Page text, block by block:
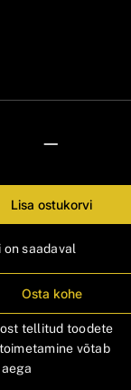
—
Lisa ostukorvi
on saadaval
Osta kohe
tellitud toodete
võtab